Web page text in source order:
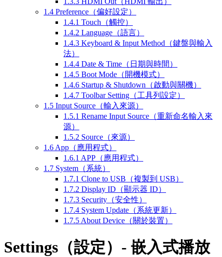
1.4 Preference（偏好設定）
1.4.1 Touch（觸控）
1.4.2 Language（語言）
1.4.3 Keyboard & Input Method（鍵盤與輸入
法）
1.4.4 Date & Time（日期與時間）
1.4.5 Boot Mode（開機模式）
1.4.6 Startup & Shutdown（啟動與關機）
1.4.7 Toolbar Setting（工具列設定）
1.5 Input Source（輸入來源）
1.5.1 Rename Input Source（重新命名輸入來
源）
1.5.2 Source（來源）
1.6 App（應用程式）
1.6.1 APP（應用程式）
1.7 System（系統）
1.7.1 Clone to USB（複製到 USB）
1.7.2 Display ID（顯示器 ID）
1.7.3 Security（安全性）
1.7.4 System Update（系統更新）
1.7.5 About Device（關於裝置）
Settings（設定）- 嵌入式播放